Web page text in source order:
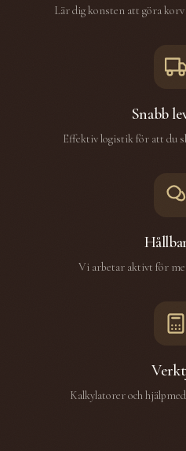
Lär dig konsten att göra
Snabb
Effektiv logistik för att du
Vi arbetar aktivt för
Kalkylatorer och